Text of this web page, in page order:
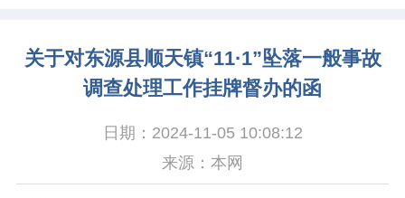
关于对东源县顺天镇“11·1”坠落一般事故
调查处理工作挂牌督办的函
日期：2024-11-05 10:08:12
来源：本网